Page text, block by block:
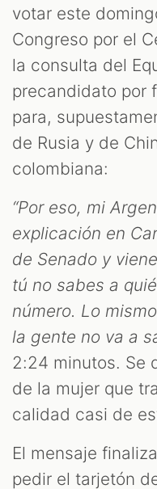
votar este
Congreso por el
la consulta del
precandidato por
para,
de Rusia y de
colombiana:
“Por eso, mi
explicación en
de Senado y
tú no sabes a
número. Lo
la gente no va a
2:24 minutos. Se
de la mujer que
calidad casi de
El mensaje
pedir el tarjetón